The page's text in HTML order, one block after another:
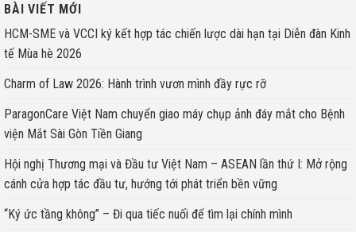
BÀI VIẾT MỚI
HCM-SME và VCCI ký kết hợp tác chiến lược dài hạn tại Diễn đàn Kinh
tế Mùa hè 2026
Charm of Law 2026: Hành trình vươn mình đầy rực rỡ
ParagonCare Việt Nam chuyển giao máy chụp ảnh đáy mắt cho Bệnh
viện Mắt Sài Gòn Tiền Giang
Hội nghị Thương mại và Đầu tư Việt Nam – ASEAN lần thứ I: Mở rộng
cánh cửa hợp tác đầu tư, hướng tới phát triển bền vững
“Ký ức tầng không” – Đi qua tiếc nuối để tìm lại chính mình